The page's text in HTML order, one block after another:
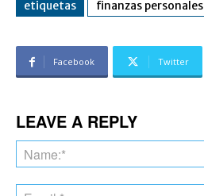
etiquetas finanzas personales
Facebook Twitter
LEAVE A REPLY